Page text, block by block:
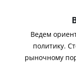
Ведем
политику.
рыночному